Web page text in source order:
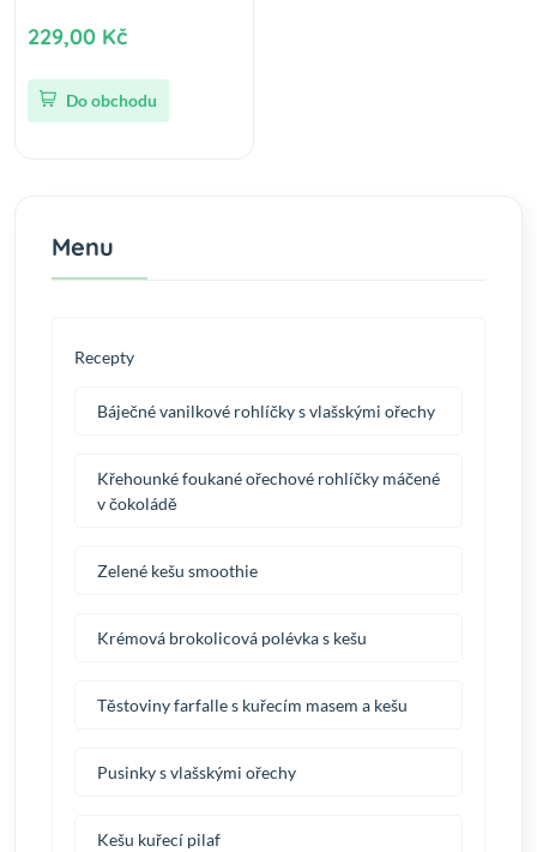
229,00 Kč
Do obchodu
Menu
Recepty
Báječné vanilkové rohlíčky s vlašskými ořechy
Křehounké foukané ořechové rohlíčky máčené
v čokoládě
Zelené kešu smoothie
Krémová brokolicová polévka s kešu
Těstoviny farfalle s kuřecím masem a kešu
Pusinky s vlašskými ořechy
Kešu kuřecí pilaf